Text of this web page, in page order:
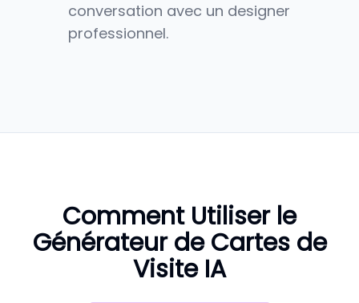
conversation avec un designer
professionnel.
Comment Utiliser le
Générateur de Cartes de
Visite IA